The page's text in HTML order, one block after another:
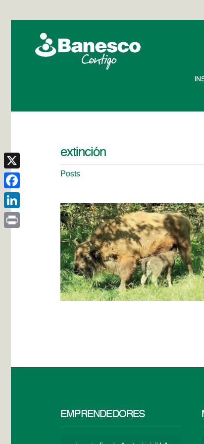
extinción
Posts
EMPRENDEDORES
X
Facebook
LinkedIn